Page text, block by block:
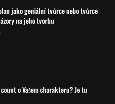
jako geniální tvůrce nebo tvůrce
na jeho tvorbu
o Vašem charakteru? Je tu